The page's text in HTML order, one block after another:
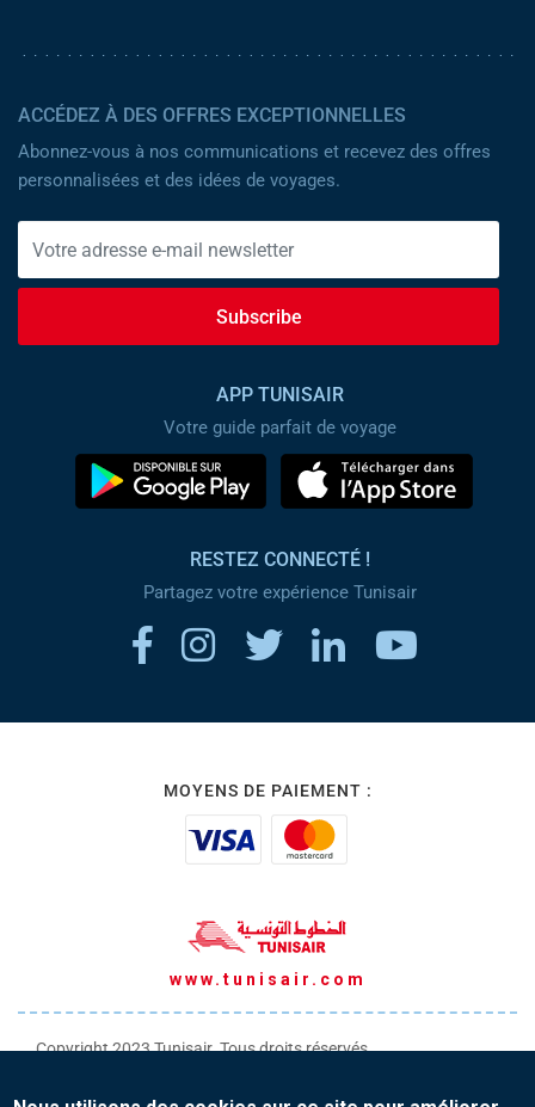
ACCÉDEZ À DES OFFRES EXCEPTIONNELLES
Abonnez-vous à nos communications et recevez des offres
personnalisées et des idées de voyages.
Subscribe
APP TUNISAIR
Votre guide parfait de voyage
RESTEZ CONNECTÉ !
Partagez votre expérience Tunisair
MOYENS DE PAIEMENT :
www.tunisair.com
Copyright 2023 Tunisair. Tous droits réservés